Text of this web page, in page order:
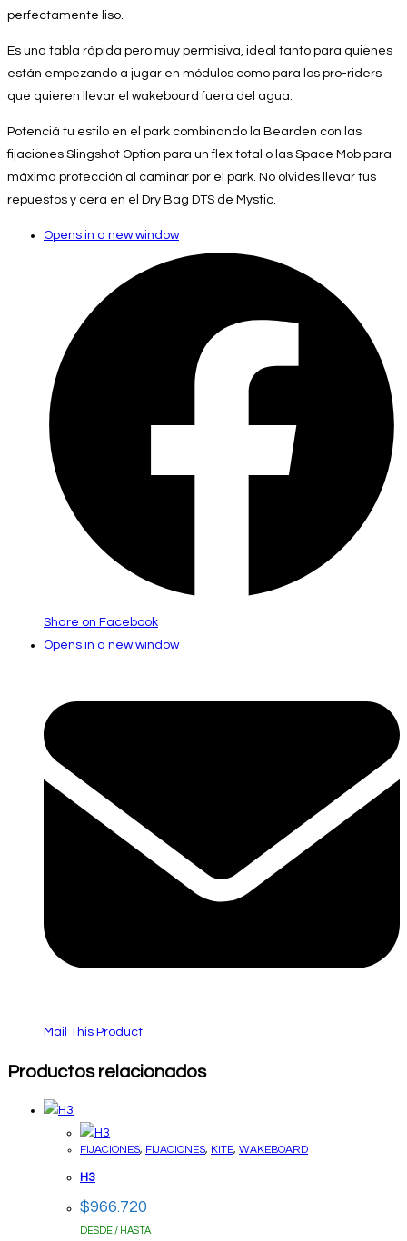
perfectamente liso.
Es una tabla rápida pero muy permisiva, ideal tanto para quienes
están empezando a jugar en módulos como para los pro-riders
que quieren llevar el wakeboard fuera del agua.
Potenciá tu estilo en el park combinando la Bearden con las
fijaciones Slingshot Option para un flex total o las Space Mob para
máxima protección al caminar por el park. No olvides llevar tus
repuestos y cera en el Dry Bag DTS de Mystic.
Opens in a new window
Share on Facebook
Opens in a new window
Mail This Product
Productos relacionados
FIJACIONES, FIJACIONES, KITE, WAKEBOARD
H3
$966.720
DESDE / HASTA